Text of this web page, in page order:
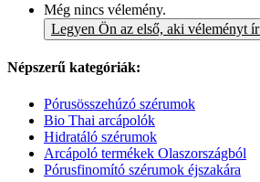
Még nincs vélemény.
Legyen Ön az első, aki véleményt
Népszerű kategóriák:
Pórusösszehúzó szérumok
Bio Thai arcápolók
Hidratáló szérumok
Arcápoló termékek Olaszországból
Pórusfinomító szérumok éjszakára